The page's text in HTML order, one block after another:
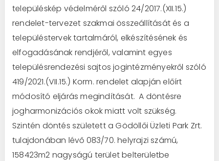
településkép védelméről szóló 24/2017.(XII.15.)
rendelet-tervezet szakmai összeállítását és a
településtervek tartalmáról, elkészítésének és
elfogadásának rendjéről, valamint egyes
településrendezési sajtos jogintézményekről szóló
419/2021.(VII.15.) Korm. rendelet alapján előírt
módosító eljárás megindítását. A döntésre
jogharmonizációs okok miatt volt szükség.
Szintén döntés született a Gödöllői Üzleti Park Zrt.
tulajdonában lévő 083/70. helyrajzi számú,
158423m2 nagyságú terület belterületbe